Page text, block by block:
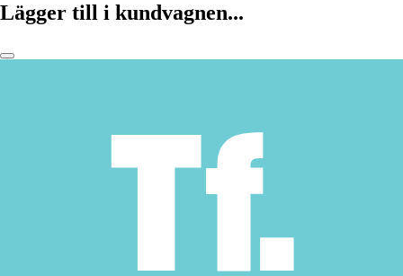
Lägger till i kundvagnen...